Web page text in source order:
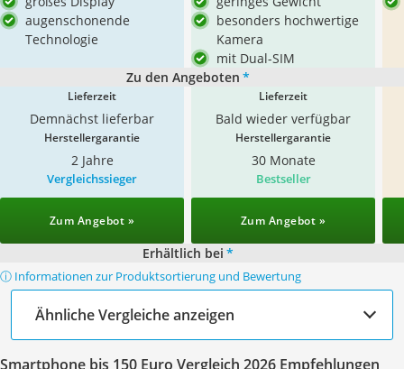
augenschonende
Technologie
besonders hochwertige
Kamera
mit Dual-SIM
Zu den Angeboten *
Lieferzeit
Demnächst lieferbar
Lieferzeit
Bald wieder verfügbar
Herstellergarantie
2 Jahre
Herstellergarantie
30 Monate
Vergleichssieger
Zum Angebot »
Bestseller
Zum Angebot »
Erhältlich bei *
ⓘ Informationen zur Produktsortierung und Bewertung
Ähnliche Vergleiche anzeigen
Smartphone bis 150 Euro Vergleich 2026 Empfehlungen